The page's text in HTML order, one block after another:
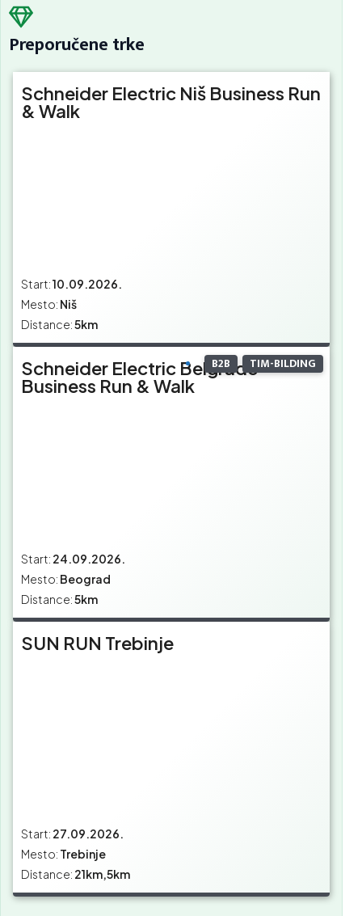
Preporučene trke
Schneider Electric Niš Business Run
& Walk
Start:10.09.2026.
Mesto: Niš
Distance:5km
B2B TIM-BILDING
Schneider Electric Belgrade
Business Run & Walk
Start: 24.09.2026.
Mesto: Beograd
Distance:5km
SUN RUN Trebinje
Start: 27.09.2026.
Mesto: Trebinje
Distance: 21km,5km